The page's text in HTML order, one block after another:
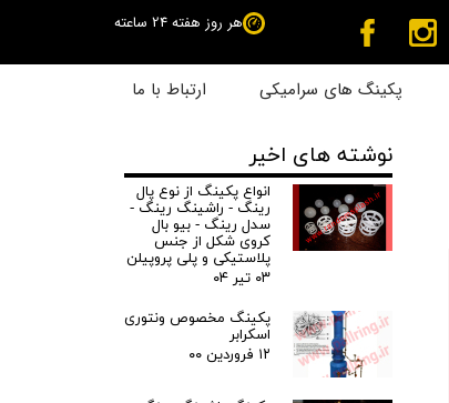
پکینگ های سرامیکی ارتباط با ما
هر روز هفته 24 ساعته
نوشته های اخیر
انواع پکینگ از نوع پال
رینگ - راشینگ رینگ -
سدل رینگ - بیو بال
کروی شکل از جنس
پلاستیکی و پلی پروپیلن
۰۳ تیر ۰۴
پکینگ مخصوص ونتوری
اسکرابر
۱۲ فروردین ۰۰